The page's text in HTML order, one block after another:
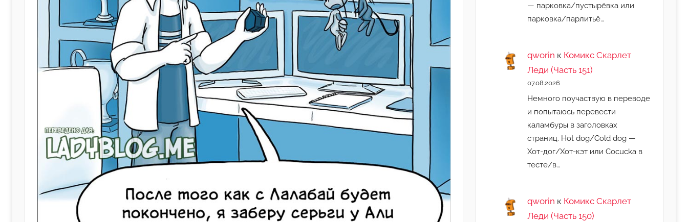
— парковка/пустырёвка или
парковка/парлитьё…
qworin к Комикс Скарлет
Леди (Часть 151)
07.08.2026
Немного поучаствую в переводе
и попытаюсь перевести
каламбуры в заголовках
страниц. Hot dog/Cold dog —
Хот-дог/Хот-кэт или Cocucka в
тесте/в…
qworin к Комикс Скарлет
Леди (Часть 150)